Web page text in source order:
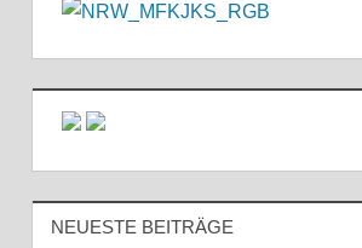
NEUESTE BEITRÄGE